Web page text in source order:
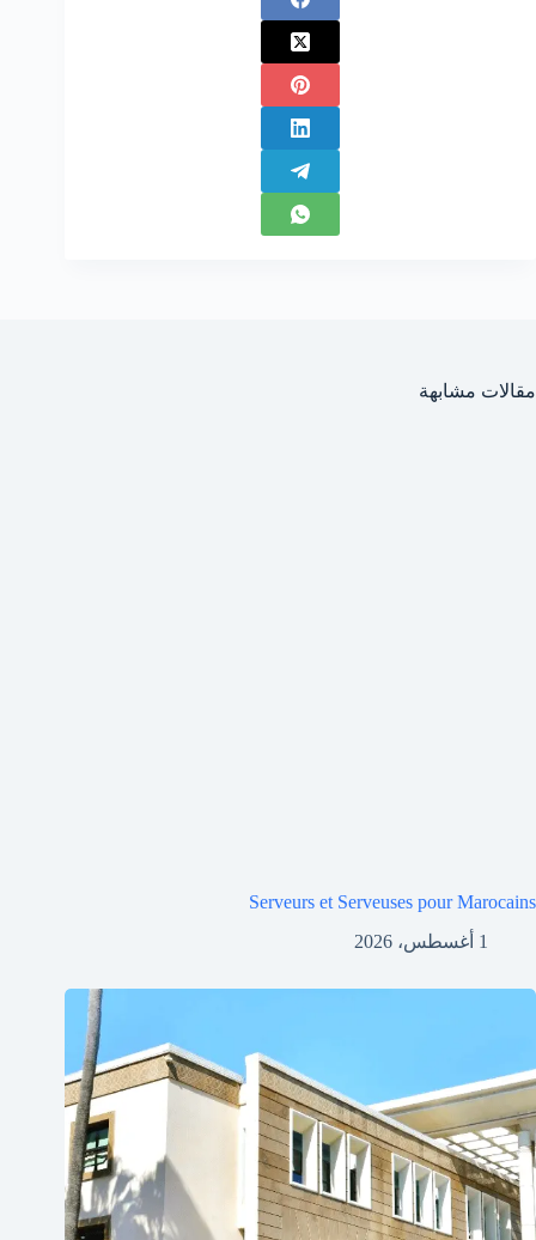
مقالات مشابهة
Serveurs et Serveuses pour Marocains
1 أغسطس، 2026